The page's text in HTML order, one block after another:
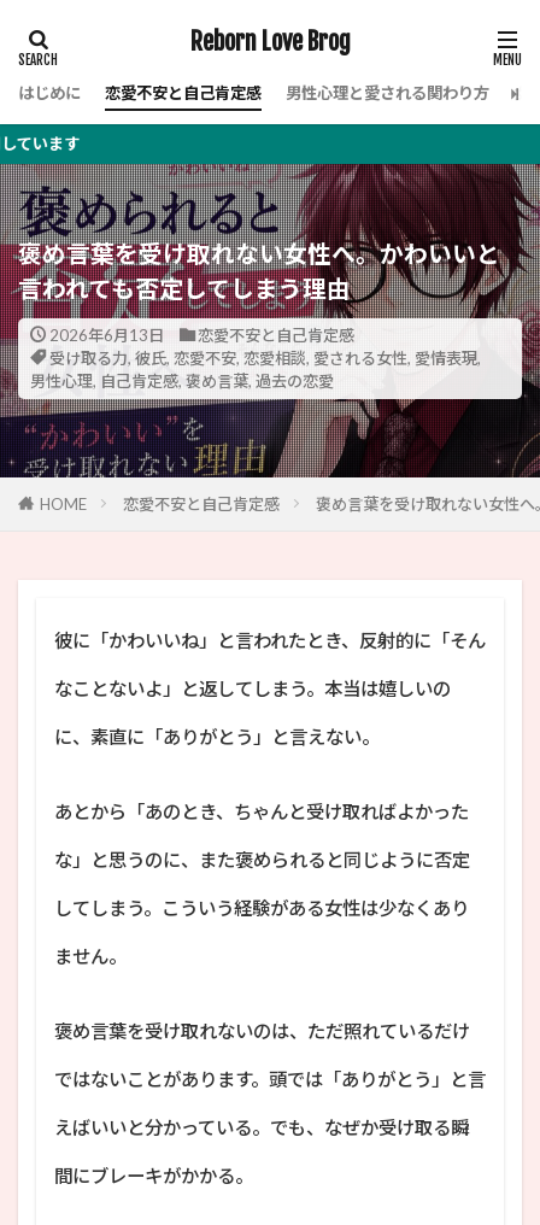
Reborn Love Brog
はじめに 恋愛不安と自己肯定感 男性心理と愛される関わり方 女
褒め言葉を受け取れない女性へ。かわいいと
言われても否定してしまう理由
2026年6月13日
恋愛不安と自己肯定感
受け取る力, 彼氏, 恋愛不安, 恋愛相談, 愛される女性, 愛情表現,
男性心理, 自己肯定感, 褒め言葉, 過去の恋愛
HOME 恋愛不安と自己肯定感 褒め言葉を受け取れない女性
彼に「かわいいね」と言われたとき、反射的に「そん
なことないよ」と返してしまう。本当は嬉しいの
に、素直に「ありがとう」と言えない。
あとから「あのとき、ちゃんと受け取ればよかった
な」と思うのに、また褒められると同じように否定
してしまう。こういう経験がある女性は少なくあり
ません。
褒め言葉を受け取れないのは、ただ照れているだけ
ではないことがあります。頭では「ありがとう」と言
えばいいと分かっている。でも、なぜか受け取る瞬
間にブレーキがかかる。